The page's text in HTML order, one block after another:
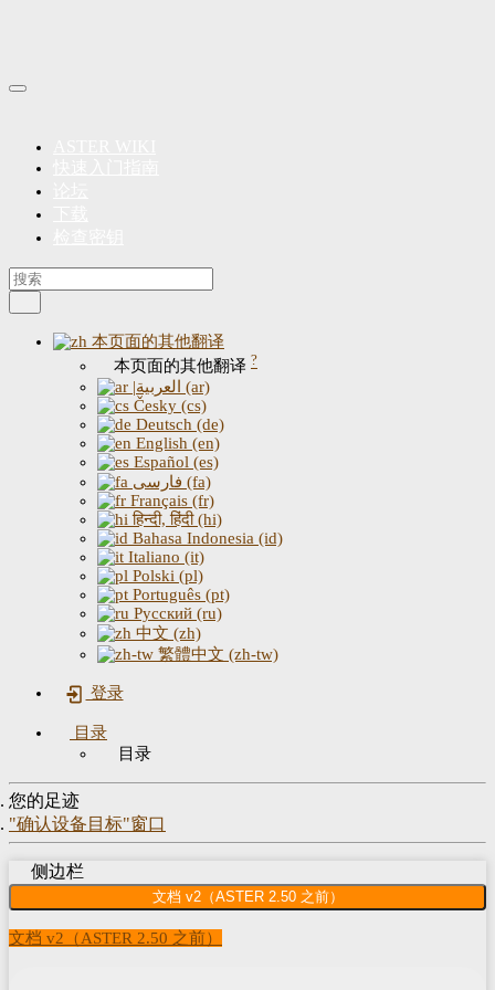
本页面的其他翻译
本页面的其他翻译 ?
|العربية (ar)
Česky (cs)
Deutsch (de)
English (en)
Español (es)
فارسی (fa)
Français (fr)
हिन्दी, हिंदी (hi)
Bahasa Indonesia (id)
Italiano (it)
Polski (pl)
Português (pt)
Русский (ru)
中文 (zh)
繁體中文 (zh-tw)
登录
目录
目录
您的足迹
"确认设备目标"窗口
侧边栏
文档 v2（ASTER 2.50 之前）
文档 v2（ASTER 2.50 之前）